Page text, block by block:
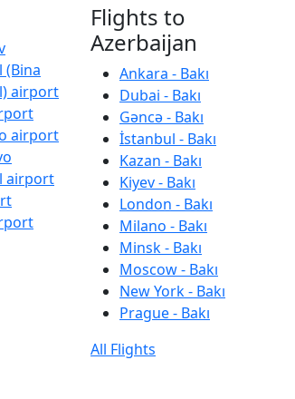
airport
airport
airport
Flights to
Azerbaijan
Ankara - Bakı
Dubai - Bakı
Gəncə - Bakı
İstanbul - Bakı
Kazan - Bakı
Kiyev - Bakı
London - Bakı
Milano - Bakı
Minsk - Bakı
Moscow - Bakı
New York - Bakı
Prague - Bakı
All Flights